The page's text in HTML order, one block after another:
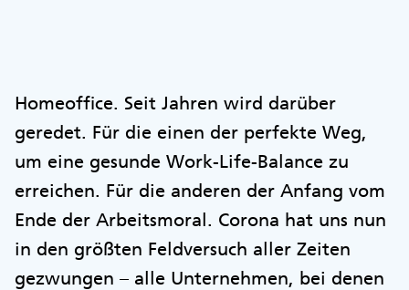
Homeoffice. Seit Jahren wird darüber
geredet. Für die einen der perfekte Weg,
um eine gesunde Work-Life-Balance zu
erreichen. Für die anderen der Anfang vom
Ende der Arbeitsmoral. Corona hat uns nun
in den größten Feldversuch aller Zeiten
gezwungen – alle Unternehmen, bei denen